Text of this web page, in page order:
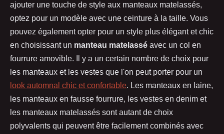
ajouter une touche de style aux manteaux matelassés,
optez pour un modèle avec une ceinture à la taille. Vous
pouvez également opter pour un style plus élégant et chic
en choisissant un manteau matelassé avec un col en
fourrure amovible. Il y a un certain nombre de choix pour
les manteaux et les vestes que l'on peut porter pour un
look automnal chic et confortable. Les manteaux en laine,
les manteaux en fausse fourrure, les vestes en denim et
les manteaux matelassés sont autant de choix
polyvalents qui peuvent être facilement combinés avec